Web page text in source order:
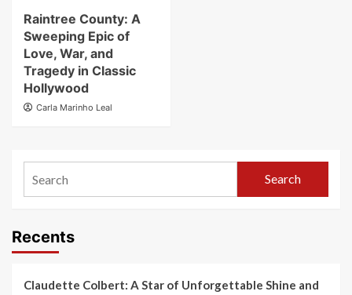
Raintree County: A
Sweeping Epic of
Love, War, and
Tragedy in Classic
Hollywood
Carla Marinho Leal
Search
Recents
Claudette Colbert: A Star of Unforgettable Shine and